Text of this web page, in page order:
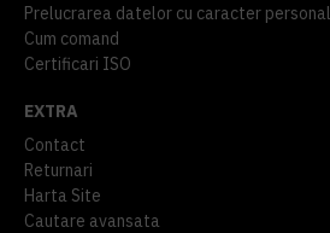
Prelucrarea datelor cu caracter personal
Cum comand
Certificari ISO
EXTRA
Contact
Returnari
Harta Site
Cautare avansata